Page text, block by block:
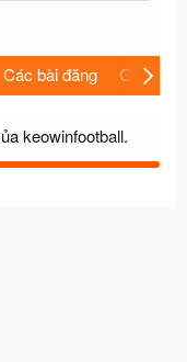
Các bài đăng Giới thiệu
keowinfootball.